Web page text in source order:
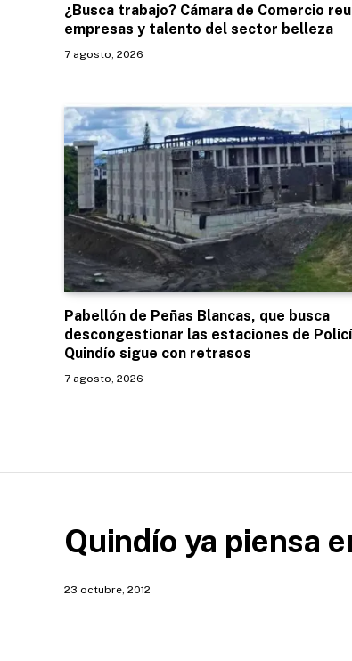
¿Busca trabajo? Cámara de Comercio
empresas y talento del sector belleza
7 agosto, 2026
Pabellón de Peñas Blancas, que busca
descongestionar las estaciones de
Quindío sigue con retrasos
7 agosto, 2026
Quindío ya piensa
23 octubre, 2012